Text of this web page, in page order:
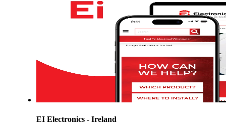
EI Electronics - Ireland